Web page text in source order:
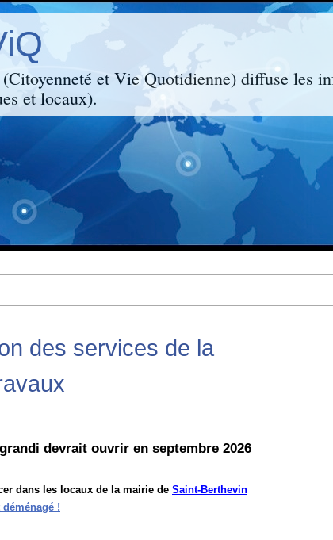
et Vie Quotidienne) diffuse les
et locaux).
des services de la
devrait ouvrir en septembre 2026
dans les locaux de la mairie de Saint-Berthevin
!